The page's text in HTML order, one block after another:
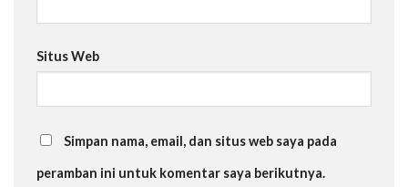
Situs Web
Simpan nama, email, dan situs web saya pada
peramban ini untuk komentar saya berikutnya.